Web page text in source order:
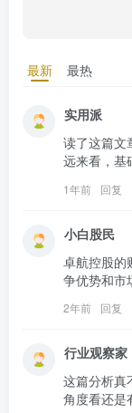
最新 最热
实用派
读了这篇文
远来看，基
1年前 回复
小白股民
卓航控股的
争优势和市
2年前 回复
行业观察家
这篇分析真
角度看还是